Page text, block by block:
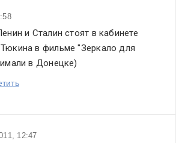
и Сталин стоят в кабинете
в фильме "Зеркало для
в Донецке)
12:47